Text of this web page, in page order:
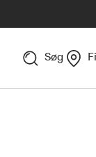
Søg